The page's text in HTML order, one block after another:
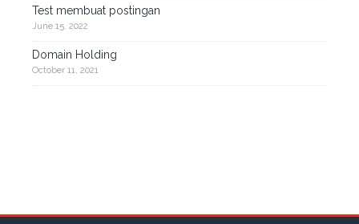
Test membuat postingan
June 15, 2022
Domain Holding
October 11, 2021